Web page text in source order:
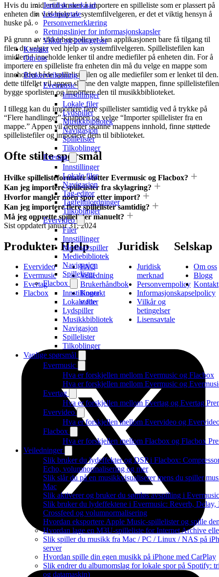
Juridisk merknad
Lisensavtale
Personvernerklæring
Retningslinjer for informasjonskapsler
Vilkår og betingelser
Kontakt
Om oss
Brukerveiledning
Evermusic
Innstillinger
Lokale filer
Lydspiller
Musikkbibliotek
Navigasjon
Spillelister
Tilkoblinger
Evertag
Innstillinger
Lokale filer
Navigasjon
Tag-editor
Tagfelttilordninger
Tilkoblinger
Evervideo
Filer
Innstillinger
Medieavspiller
Mediebibliotek
Navigasjon
Spillelister
Flacbox
Innstillinger
Lokale filer
Lydspiller
Musikkbibliotek
Navigasjon
Spillelister
Tilkoblinger
Vanlige spørsmål
Evermusic
Hva er forskjellen mellom Evermusic og Flacbox
Hva er forskjellen mellom Evermusic og
Evertag
Hva er forskjellen mellom Evertag og Evertag
Evervideo
Hva er forskjellen mellom Evervideo og
Flacbox
Hva er forskjellen mellom Flacbox og Flacbox
Veiledninger
Slik bruker du lydeffekter og DSP i Flacbox:
Echo, volumnormalisering og mer
Slik slår du på en musikkvisualiserer mens du spiller
Mac
Slik aktiverer og bruker du sømløs avspilling i Evermusic
Slik bruker du lydeffektene i Evermusic: Reverb, Delay,
Crossfeed og volumnormalisering
Hvordan eksportere Apple Music-spillelister og spille
Hvordan lage en M3U-spilleliste for Internet Archive
Slik spiller du musikk fra Mac / PC / Linux / NAS på
server
Hvordan spille din egen musikk på iPhone med CarPlay
Slik endrer du albumomslag for lokale spor på Spotify:
og datamaskin)
Hvis du imidlertid ønsker å importere en spilleliste som er plassert på
enheten din ved hjelp av systemfilvelgeren, er det et viktig hensyn å
huske på.
På grunn av sikkerhetspolicyer kan applikasjonen bare få tilgang til
filen du velger ved hjelp av systemfilvelgeren. Spillelistefilen kan
imidlertid inneholde lenker til andre mediefiler på enheten din. For å
importere en spilleliste fra enheten din må du velge en mappe som
inneholder både spillelistefilen og alle mediefiler som er lenket til
dette tilfellet vil appen skanne den valgte mappen, finne
bygge sporlisten og importere den til musikkbiblioteket.
I tillegg kan du importere flere spillelister samtidig ved å trykke på
“Flere handlinger”-knappen og velge “Importer spillelister fra en
mappe.” Appen vil deretter skanne mappens innhold, finne støttede
spillelistefiler og importere dem til biblioteket.
Ofte stilte spørsmål
Hvilke spillelisteformater støtter Evermusic og Flacbox?
Kan jeg importere spillelister fra skylagring?
Hvorfor mangler noen spor etter import?
Kan jeg importere flere spillelister samtidig?
Må jeg opprette spillelister manuelt?
Sist oppdatertjanuar 31, 2024
Produkter
Evervideo
Evermusic
Evertag
Flacbox
Hjelp
FAQ
Veiledning
Brukerhåndbok
Kontakt
støtte
Juridisk
Juridisk
merknad
Personvernpolicy
Informasjonskapselpolicy
Vilkår og
betingelser
Lisensavtale
Selskap
Om oss
Blogg
Kontakt